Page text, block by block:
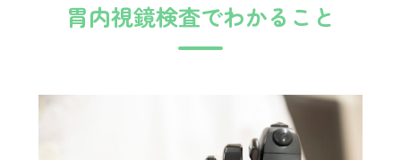
胃内視鏡検査でわかること